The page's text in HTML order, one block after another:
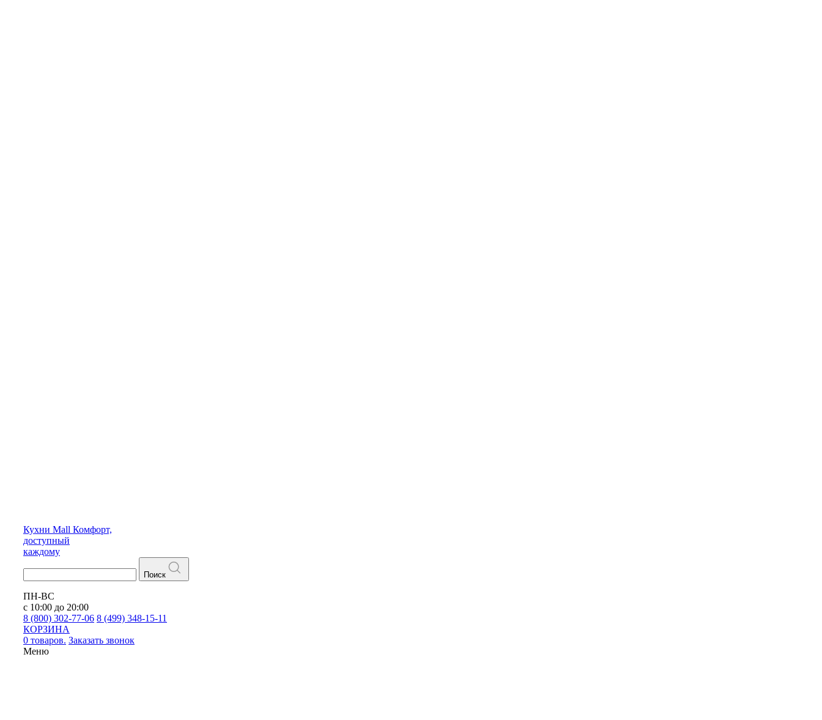
Кухни Mall Комфорт,
доступный
каждому
Поиск
ПН-ВС
с 10:00 до 20:00
8 (800) 302-77-06 8 (499) 348-15-11
КОРЗИНА
0 товаров. Заказать звонок
Меню